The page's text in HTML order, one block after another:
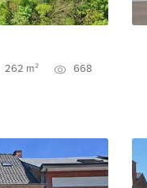
262 m² 668